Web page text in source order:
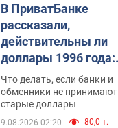
В ПриватБанке
рассказали,
действительны ли
доллары 1996 года:
принимают ли
обменники и банки
такие купюры
Что делать, если банки и
обменники не принимают
старые доллары
9.08.2026 02:20 80,0 т.